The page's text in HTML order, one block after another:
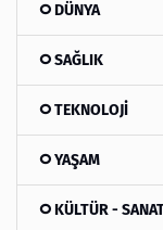
DÜNYA
SAĞLIK
TEKNOLOJİ
YAŞAM
KÜLTÜR -